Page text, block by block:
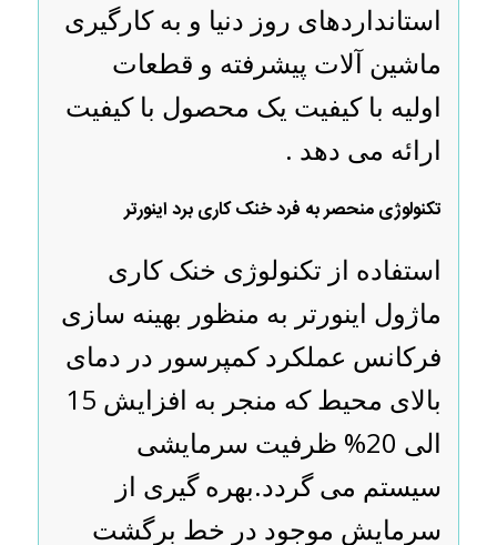
استانداردهای روز دنیا و به کارگیری
ماشین آلات پیشرفته و قطعات
اولیه با کیفیت یک محصول با کیفیت
ارائه می دهد .
تکنولوژی منحصر به فرد خنک کاری برد اینورتر
استفاده از تکنولوژی خنک کاری
ماژول اینورتر به منظور بهینه سازی
فرکانس عملکرد کمپرسور در دمای
بالای محیط که منجر به افزایش 15
الی 20% ظرفیت سرمایشی
سیستم می گردد.بهره گیری از
سرمایش موجود در خط برگشت